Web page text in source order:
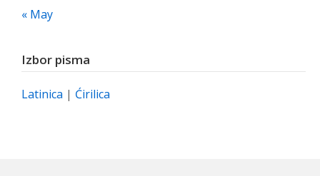
« May
Izbor pisma
Latinica | Ćirilica